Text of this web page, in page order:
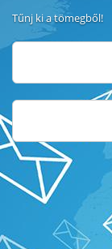
Tűnj ki a tömegből!